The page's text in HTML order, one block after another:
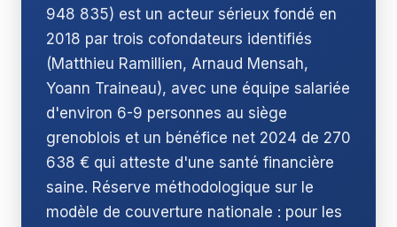
948 835) est un acteur sérieux fondé en
2018 par trois cofondateurs identifiés
(Matthieu Ramillien, Arnaud Mensah,
Yoann Traineau), avec une équipe salariée
d'environ 6-9 personnes au siège
grenoblois et un bénéfice net 2024 de 270
638 € qui atteste d'une santé financière
saine. Réserve méthodologique sur le
modèle de couverture nationale : pour les